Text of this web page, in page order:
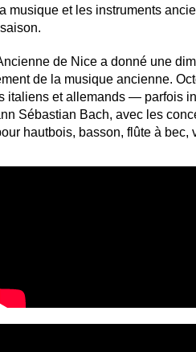
musique et les instruments
de Nice a donné une
de la musique ancienne.
italiens et allemands — parfois
Sébastian Bach, avec les
hautbois, basson, flûte à bec,